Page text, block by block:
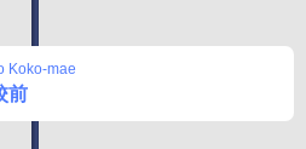
Koko-mae
前